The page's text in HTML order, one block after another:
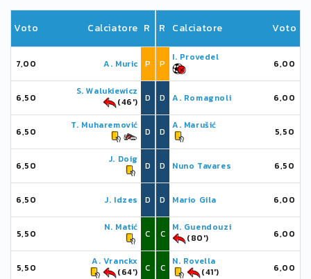
Voto Calciatore R
7,00 A. Muric P
6,50
S. Walukiewicz
(46')
D
6,50
T. Muharemović
D
6,50
J. Doig
D
6,50 J. Idzes D
5,50
N. Matić
C
5,50
A. Vranckx
(64')
C
R Calciatore Voto
P
I. Provedel
6,00
D A. Romagnoli 6,00
D
A. Marušić
5,50
D Nuno Tavares 6,50
D Mario Gila 6,00
C
M. Guendouzi
(80')
6,00
C
N. Rovella
(41')
6,00